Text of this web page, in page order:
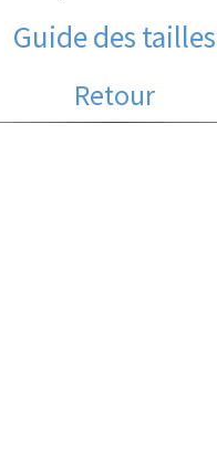
Guide des tailles
Retour